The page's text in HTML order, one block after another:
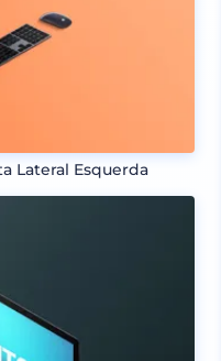
Lateral Esquerda